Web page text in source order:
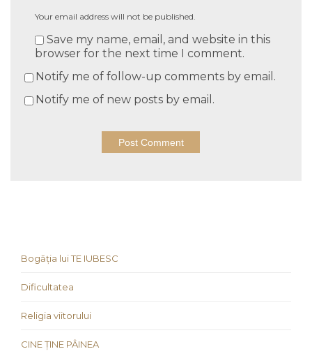
Your email address will not be published.
Save my name, email, and website in this
browser for the next time I comment.
Notify me of follow-up comments by email.
Notify me of new posts by email.
Bogăția lui TE IUBESC
Dificultatea
Religia viitorului
CINE ȚINE PÂINEA